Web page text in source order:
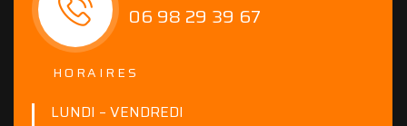
06 98 29 39 67
HORAIRES
LUNDI – VENDREDI